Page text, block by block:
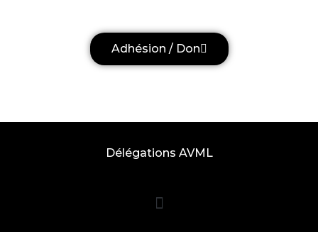
Adhésion / Don
Délégations AVML